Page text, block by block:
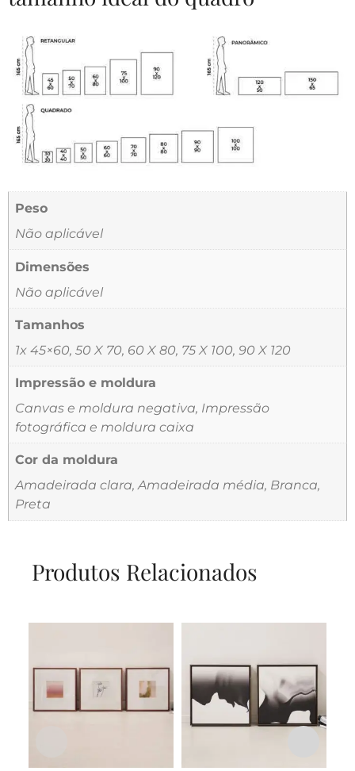
Peso
Não aplicável
Dimensões
Não aplicável
Tamanhos
1x 45×60, 50 X 70, 60 X 80, 75 X 100, 90 X 120
Impressão e moldura
Canvas e moldura negativa, Impressão
fotográfica e moldura caixa
Cor da moldura
Amadeirada clara, Amadeirada média, Branca,
Preta
Produtos Relacionados